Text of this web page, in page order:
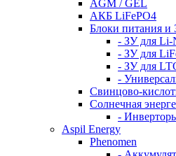
AGM / GEL
АКБ LiFePO4
Блоки питания и
- ЗУ для
- ЗУ для
- ЗУ для
-
Свинцово-
Солнечная
-
Aspil Energy
Phenomen